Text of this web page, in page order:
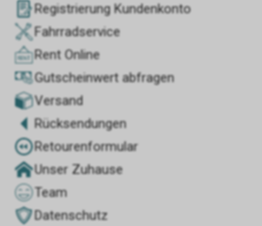
Registrierung Kundenkonto
Fahrradservice
Rent Online
Gutscheinwert abfragen
Versand
Rücksendungen
Retourenformular
Unser Zuhause
Team
Datenschutz